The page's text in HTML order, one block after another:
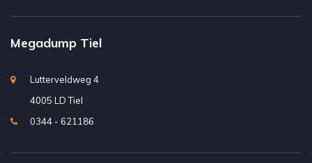
Megadump Tiel
Lutterveldweg 4
4005 LD Tiel
0344 - 621186